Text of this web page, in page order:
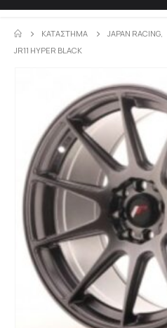
ΚΑΤΆΣΤΗΜΑ JAPAN RACING
JR11 HYPER BLACK